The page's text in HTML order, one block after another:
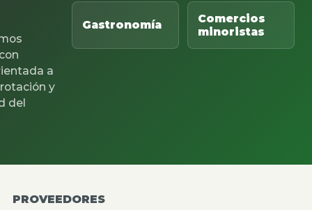
a
y
del
Gastronomía
Comercios
minoristas
PROVEEDORES